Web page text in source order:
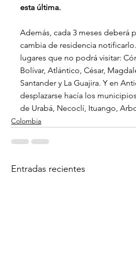
esta última.
Además, cada 3 meses deberá
cambia de residencia
lugares que no podrá visitar:
Bolívar, Atlántico, César,
Santander y La Guajira. Y en
desplazarse hacía los
de Urabá, Necoclí, Ituango,
Colombia
Entradas recientes